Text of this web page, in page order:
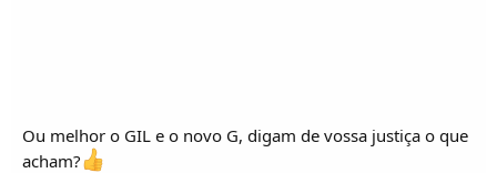
s
Ou melhor o GIL e o novo G, digam de vossa justiça o que
acham?